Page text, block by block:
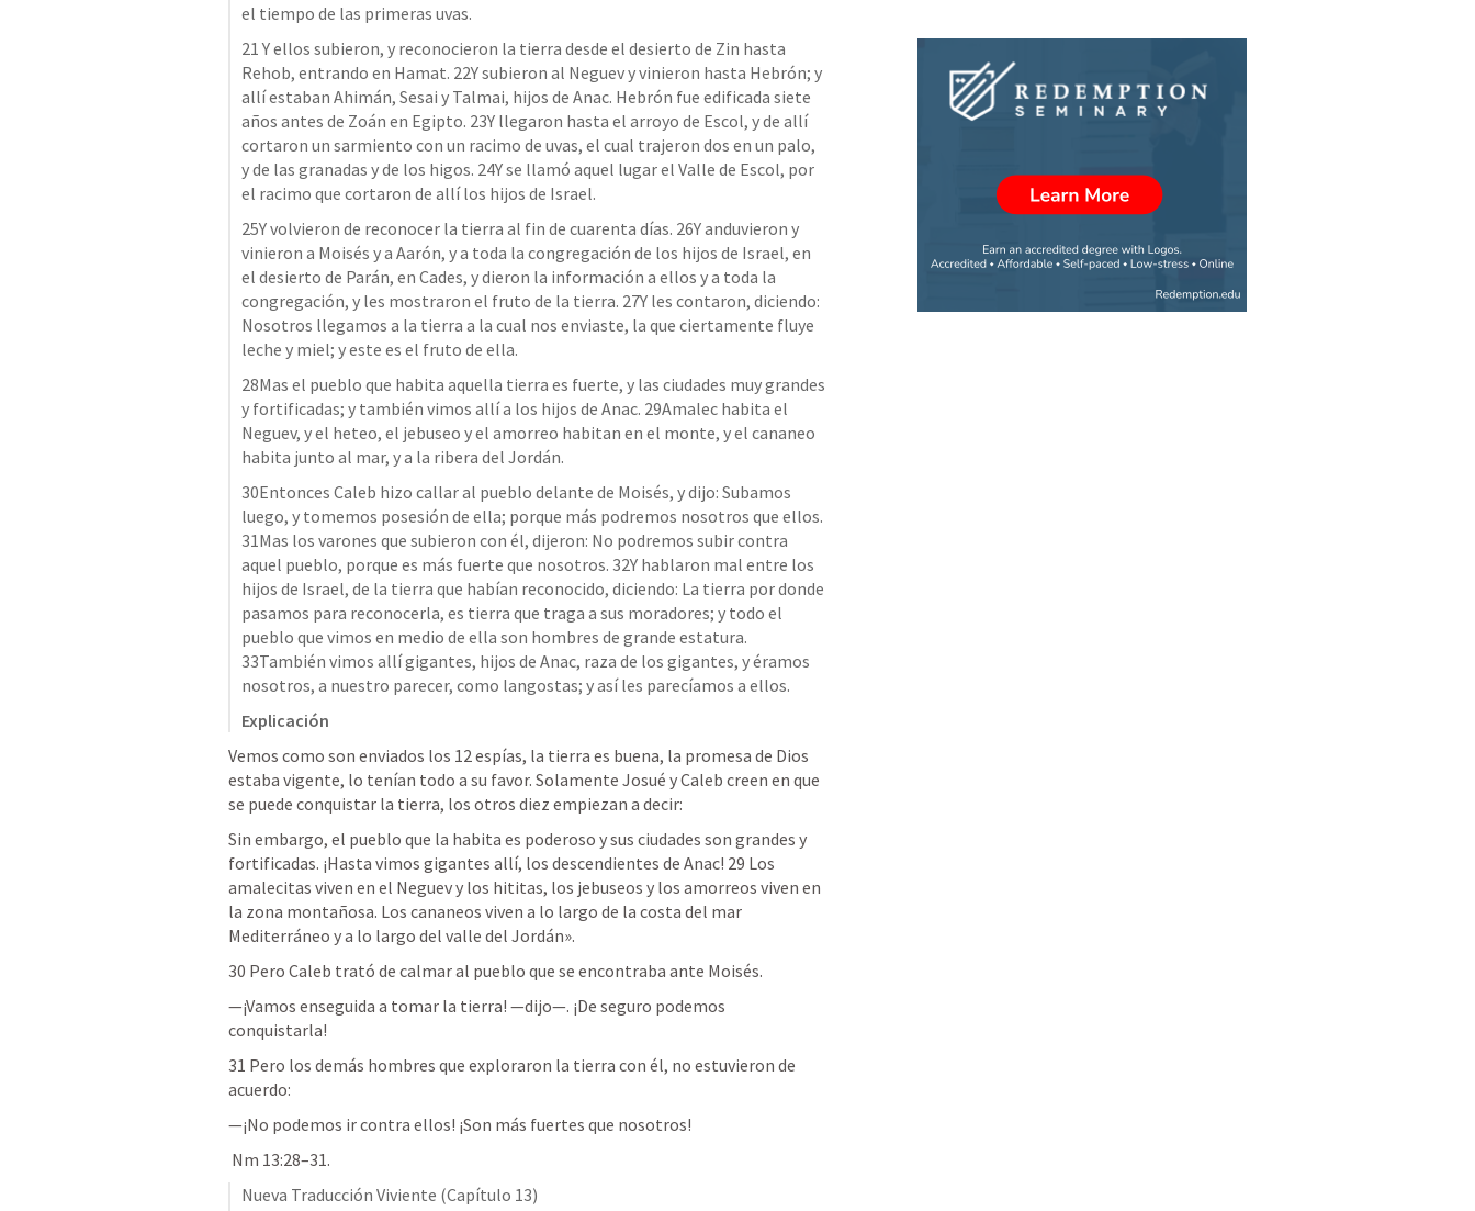
el tiempo de las primeras uvas.
21 Y ellos subieron, y reconocieron la tierra desde el desierto de Zin hasta
Rehob, entrando en Hamat. 22Y subieron al Neguev y vinieron hasta Hebrón; y
allí estaban Ahimán, Sesai y Talmai, hijos de Anac. Hebrón fue edificada siete
años antes de Zoán en Egipto. 23Y llegaron hasta el arroyo de Escol, y de allí
cortaron un sarmiento con un racimo de uvas, el cual trajeron dos en un palo,
y de las granadas y de los higos. 24Y se llamó aquel lugar el Valle de Escol, por
el racimo que cortaron de allí los hijos de Israel.
25Y volvieron de reconocer la tierra al fin de cuarenta días. 26Y anduvieron y
vinieron a Moisés y a Aarón, y a toda la congregación de los hijos de Israel, en
el desierto de Parán, en Cades, y dieron la información a ellos y a toda la
congregación, y les mostraron el fruto de la tierra. 27Y les contaron, diciendo:
Nosotros llegamos a la tierra a la cual nos enviaste, la que ciertamente fluye
leche y miel; y este es el fruto de ella.
28Mas el pueblo que habita aquella tierra es fuerte, y las ciudades muy grandes
y fortificadas; y también vimos allí a los hijos de Anac. 29Amalec habita el
Neguev, y el heteo, el jebuseo y el amorreo habitan en el monte, y el cananeo
habita junto al mar, y a la ribera del Jordán.
30Entonces Caleb hizo callar al pueblo delante de Moisés, y dijo: Subamos
31Mas los varones que subieron con él, dijeron: No podremos subir contra
aquel pueblo, porque es más fuerte que nosotros. 32Y hablaron mal entre los
hijos de Israel, de la tierra que habían reconocido, diciendo: La tierra por donde
pasamos para reconocerla, es tierra que traga a sus moradores; y todo el
pueblo que vimos en medio de ella son hombres de grande estatura.
33También vimos allí gigantes, hijos de Anac, raza de los gigantes, y éramos
nosotros, a nuestro parecer, como langostas; y así les parecíamos a ellos.
Explicación
Vemos como son enviados los 12 espías, la tierra es buena, la promesa de Dios
estaba vigente, lo tenían todo a su favor. Solamente Josué y Caleb creen en que
se puede conquistar la tierra, los otros diez empiezan a decir:
Sin embargo, el pueblo que la habita es poderoso y sus ciudades son grandes y
fortificadas. ¡Hasta vimos gigantes allí, los descendientes de Anac! 29 Los
amalecitas viven en el Neguev y los hititas, los jebuseos y los amorreos viven en
la zona montañosa. Los cananeos viven a lo largo de la costa del mar
Mediterráneo y a lo largo del valle del Jordán».
30 Pero Caleb trató de calmar al pueblo que se encontraba ante Moisés.
—¡Vamos enseguida a tomar la tierra! —dijo—. ¡De seguro podemos
conquistarla!
31 Pero los demás hombres que exploraron la tierra con él, no estuvieron de
acuerdo:
—¡No podemos ir contra ellos! ¡Son más fuertes que nosotros!
Nm 13:28–31.
Nueva Traducción Viviente (Capítulo 13)